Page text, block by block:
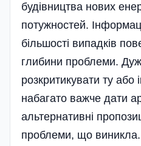
будівництва нових
потужностей.
більшості випадків
глибини проблеми.
розкритикувати ту або
набагато важче дати
альтернативні
проблеми, що виникла.